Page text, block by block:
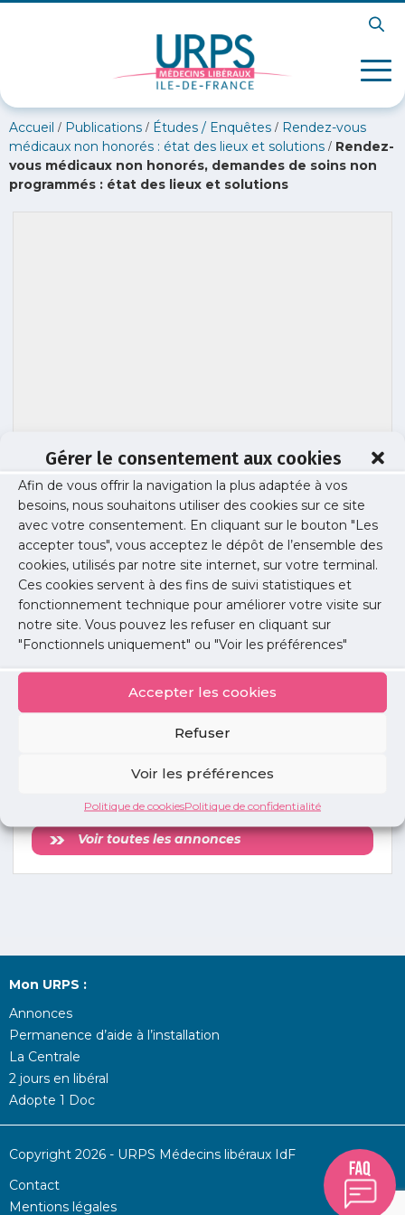
Gérer le consentement aux cookies
Afin de vous offrir la navigation la plus adaptée à vos
besoins, nous souhaitons utiliser des cookies sur ce site
avec votre consentement. En cliquant sur le bouton "Les
accepter tous", vous acceptez le dépôt de l’ensemble des
cookies, utilisés par notre site internet, sur votre terminal.
Ces cookies servent à des fins de suivi statistiques et
fonctionnement technique pour améliorer votre visite sur
notre site. Vous pouvez les refuser en cliquant sur
"Fonctionnels uniquement" ou "Voir les préférences"
Accepter les cookies
Refuser
Voir les préférences
Politique de cookiesPolitique de confidentialité
Accueil / Publications / Études / Enquêtes / Rendez-vous
médicaux non honorés : état des lieux et solutions / Rendez-
vous médicaux non honorés, demandes de soins non
programmés : état des lieux et solutions
Rendez-vous médicaux non honorés,
demandes de soins non programmés :
état des lieux et solutions
Publié le :3 mai 2017
Partager cet article :
Petites
annonces
Voir toutes les annonces
Mon URPS :
Annonces
Permanence d’aide à l’installation
La Centrale
2 jours en libéral
Adopte 1 Doc
Copyright 2026 - URPS Médecins libéraux IdF
Contact
Mentions légales